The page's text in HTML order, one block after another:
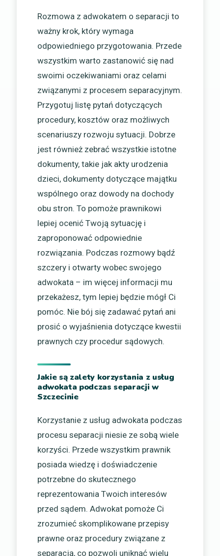
Rozmowa z adwokatem o separacji to
ważny krok, który wymaga
odpowiedniego przygotowania. Przede
wszystkim warto zastanowić się nad
swoimi oczekiwaniami oraz celami
związanymi z procesem separacyjnym.
Przygotuj listę pytań dotyczących
procedury, kosztów oraz możliwych
scenariuszy rozwoju sytuacji. Dobrze
jest również zebrać wszystkie istotne
dokumenty, takie jak akty urodzenia
dzieci, dokumenty dotyczące majątku
wspólnego oraz dowody na dochody
obu stron. To pomoże prawnikowi
lepiej ocenić Twoją sytuację i
zaproponować odpowiednie
rozwiązania. Podczas rozmowy bądź
szczery i otwarty wobec swojego
adwokata – im więcej informacji mu
przekażesz, tym lepiej będzie mógł Ci
pomóc. Nie bój się zadawać pytań ani
prosić o wyjaśnienia dotyczące kwestii
prawnych czy procedur sądowych.
Jakie są zalety korzystania z usług
adwokata podczas separacji w
Szczecinie
Korzystanie z usług adwokata podczas
procesu separacji niesie ze sobą wiele
korzyści. Przede wszystkim prawnik
posiada wiedzę i doświadczenie
potrzebne do skutecznego
reprezentowania Twoich interesów
przed sądem. Adwokat pomoże Ci
zrozumieć skomplikowane przepisy
prawne oraz procedury związane z
separacją, co pozwoli uniknąć wielu